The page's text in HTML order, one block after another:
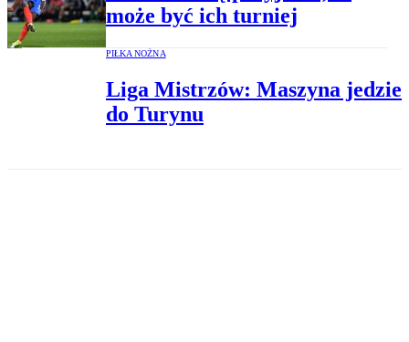
może być ich turniej
PIŁKA NOŻNA
Liga Mistrzów: Maszyna jedzie
do Turynu